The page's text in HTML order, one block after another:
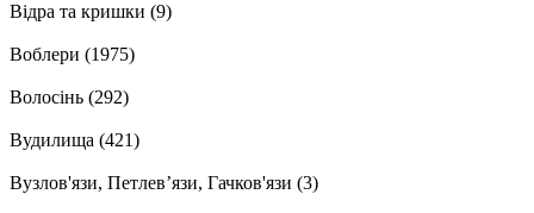
Відра та кришки (9)
Воблери (1975)
Волосінь (292)
Вудилища (421)
Вузлов'язи, Петлев’язи, Гачков'язи (3)